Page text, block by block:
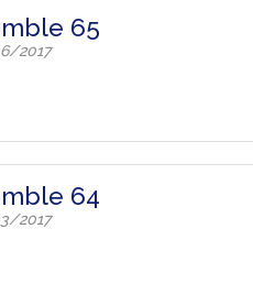
65
2017
64
2017